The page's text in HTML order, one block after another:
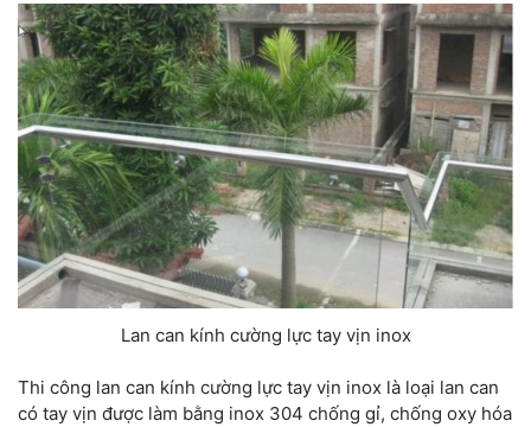
Lan can kính cường lực tay vịn inox
Thi công lan can kính cường lực tay vịn inox là loại lan can
có tay vịn được làm bằng inox 304 chống gỉ, chống oxy hóa